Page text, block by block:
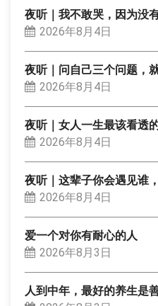
夜听｜我不敢哭，因为没
2026年8月4日
夜听｜问自己三个问题，
2026年8月4日
夜听｜女人一生最该看透
2026年8月4日
夜听｜这辈子你会遇见谁
2026年8月4日
爱一个对你有耐心的人
2026年8月3日
人到中年，最好的养生是